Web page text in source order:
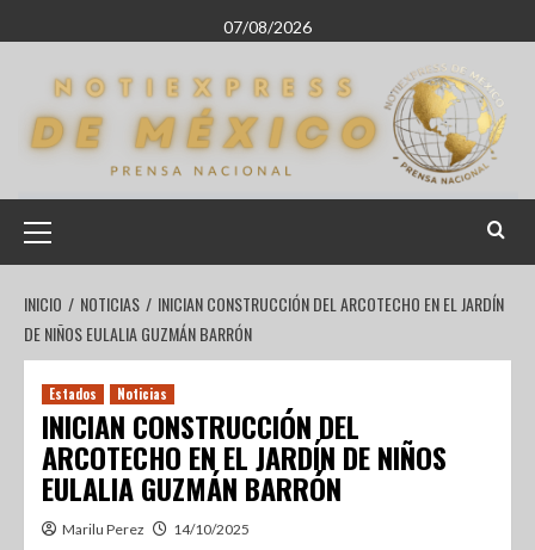
07/08/2026
INICIO NOTICIAS
INICIAN CONSTRUCCIÓN DEL ARCOTECHO EN EL JARDÍN
DE NIÑOS EULALIA GUZMÁN BARRÓN
Estados Noticias
INICIAN CONSTRUCCIÓN DEL
ARCOTECHO EN EL JARDÍN DE NIÑOS
EULALIA GUZMÁN BARRÓN
Marilu Perez 14/10/2025